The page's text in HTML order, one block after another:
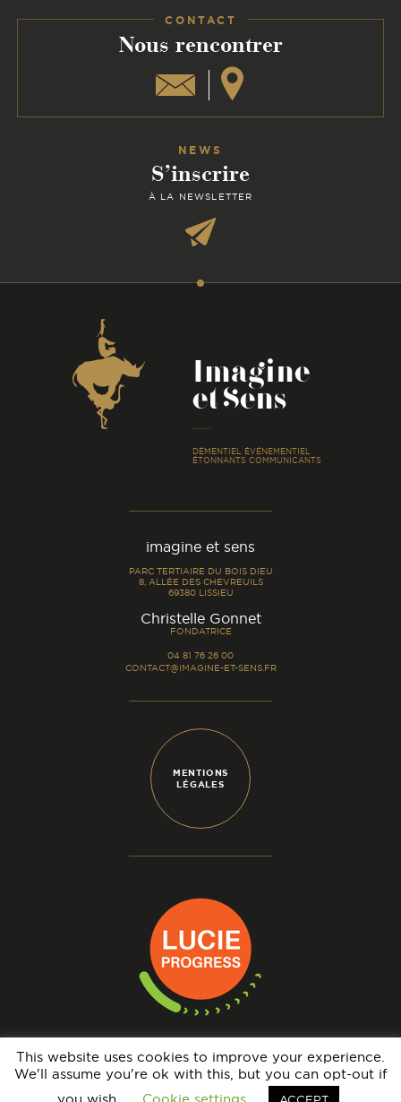
CONTACT
Nous rencontrer
NEWS
S’inscrire
À LA NEWSLETTER
Coordonnées
Imagine
et Sens
DÉMENTIEL ÉVÉNEMENTIEL
ÉTONNANTS COMMUNICANTS
imagine et sens
PARC TERTIAIRE DU BOIS DIEU
8, ALLÉE DES CHEVREUILS
69380 LISSIEU
Christelle Gonnet-
FONDATRICE
04 81 76 26 00
CONTACT@IMAGINE-ET-SENS.FR
MENTIONS
LÉGALES
N° IMMATRICULATION OPÉRATEUR DE VOYAGES : IM069140005 - GARANTIE
FINANCIÈRE : APST - BRCP : HISCOX EUROPE UNDERWRITING LIMITED
This website uses cookies to improve your experience.
We'll assume you're ok with this, but you can opt-out if
you wish.
Cookie settings ACCEPT